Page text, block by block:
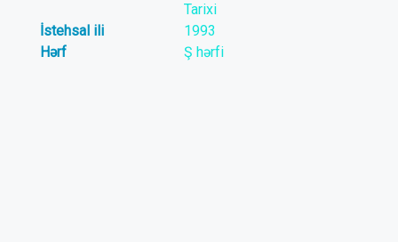
Tarixi
İstehsal ili
1993
Hərf
Ş hərfi